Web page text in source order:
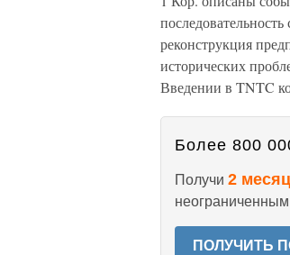
реконструкция
исторических
Введении в TNTC
Более 800
Получи 2
ПОЛУЧИТЬ